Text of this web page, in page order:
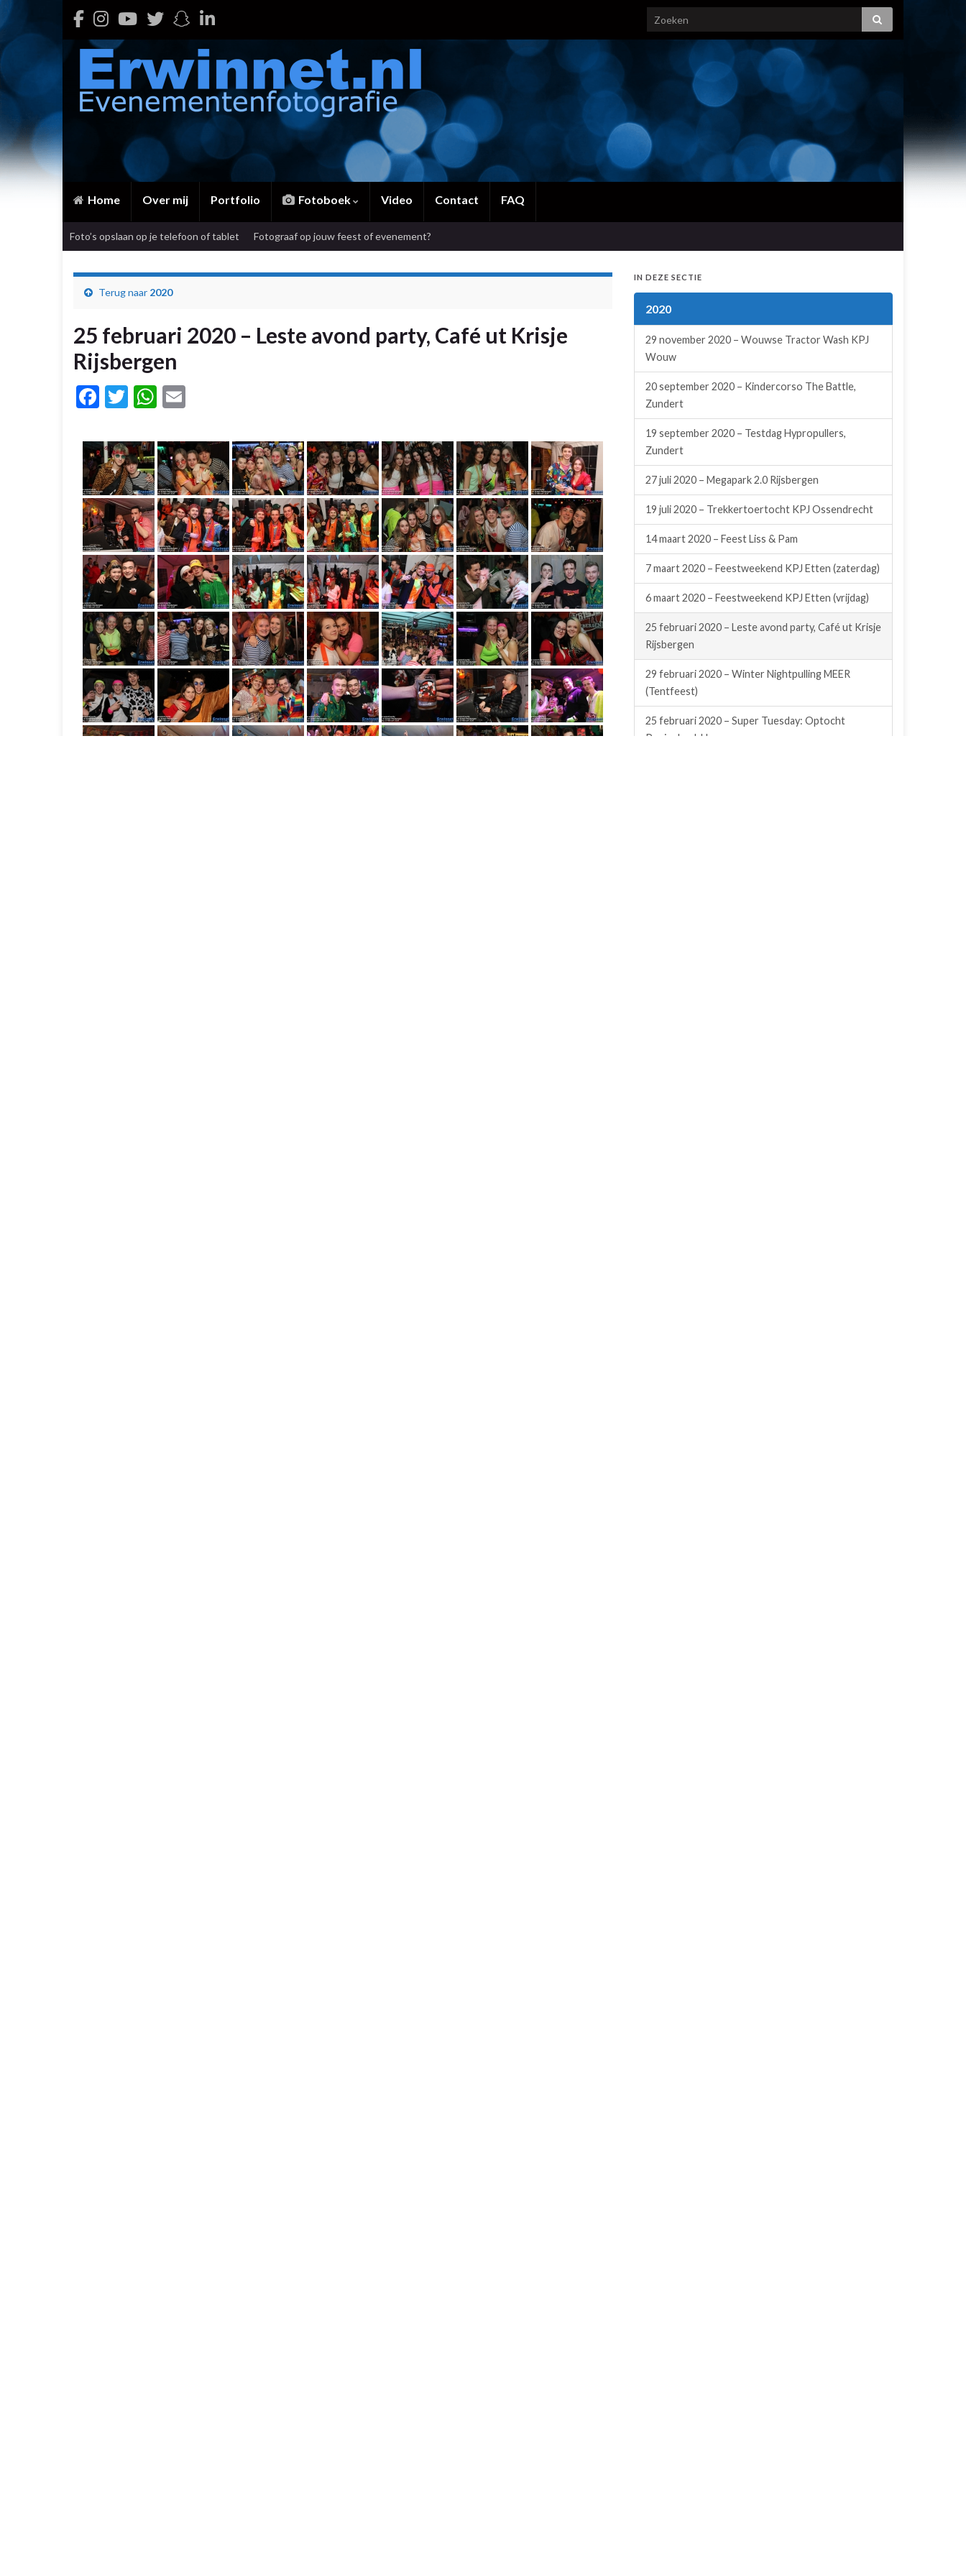
Home Over mij Portfolio Fotoboek Video Contact FAQ
Foto’s opslaan op je telefoon of tablet Fotograaf op jouw feest of evenement?
Terug naar 2020
25 februari 2020 – Leste avond party, Café ut Krisje
Rijsbergen
Facebook
TwitterWhatsApp
IN DEZE SECTIE
2020
29 november 2020 – Wouwse Tractor Wash KPJ
Wouw
20 september 2020 – Kindercorso The Battle,
Zundert
19 september 2020 – Testdag Hypropullers,
Zundert
27 juli 2020 – Megapark 2.0 Rijsbergen
19 juli 2020 – Trekkertoertocht KPJ Ossendrecht
14 maart 2020 – Feest Liss & Pam
7 maart 2020 – Feestweekend KPJ Etten (zaterdag)
6 maart 2020 – Feestweekend KPJ Etten (vrijdag)
25 februari 2020 – Leste avond party, Café ut Krisje
Rijsbergen
29 februari 2020 – Winter Nightpulling MEER
(Tentfeest)
25 februari 2020 – Super Tuesday: Optocht
Peejenland, Hoeven